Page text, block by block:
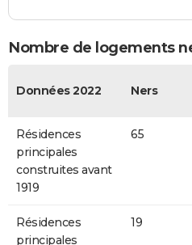
Nombre de logements
Données 2022 Ners
Résidences
principales
construites avant
1919
65
Résidences
principales
19